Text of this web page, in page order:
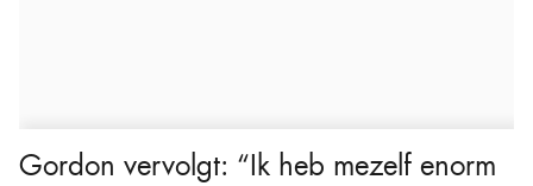
Gordon vervolgt: “Ik heb mezelf enorm